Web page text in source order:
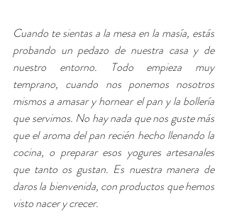
Cuando te sientas a la mesa en la masía, estás
probando un pedazo de nuestra casa y de
nuestro entorno. Todo empieza muy
temprano, cuando nos ponemos nosotros
mismos a amasar y hornear el pan y la bollería
que servimos. No hay nada que nos guste más
que el aroma del pan recién hecho llenando la
cocina, o preparar esos yogures artesanales
que tanto os gustan. Es nuestra manera de
daros la bienvenida, con productos que hemos
visto nacer y crecer.